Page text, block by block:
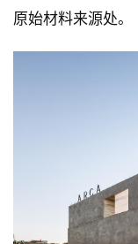
原始材料来源处。